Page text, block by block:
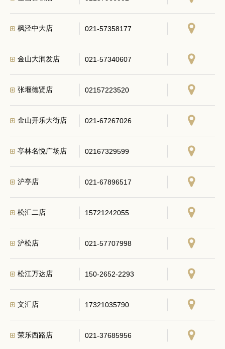
枫泾中大店 021-57358177
金山大润发店 021-57340607
张堰德贤店 02157223520
金山开乐大街店 021-67267026
亭林名悦广场店 02167329599
沪亭店 021-67896517
松汇二店 15721242055
沪松店 021-57707998
松江万达店 150-2652-2293
文汇店 17321035790
荣乐西路店 021-37685956